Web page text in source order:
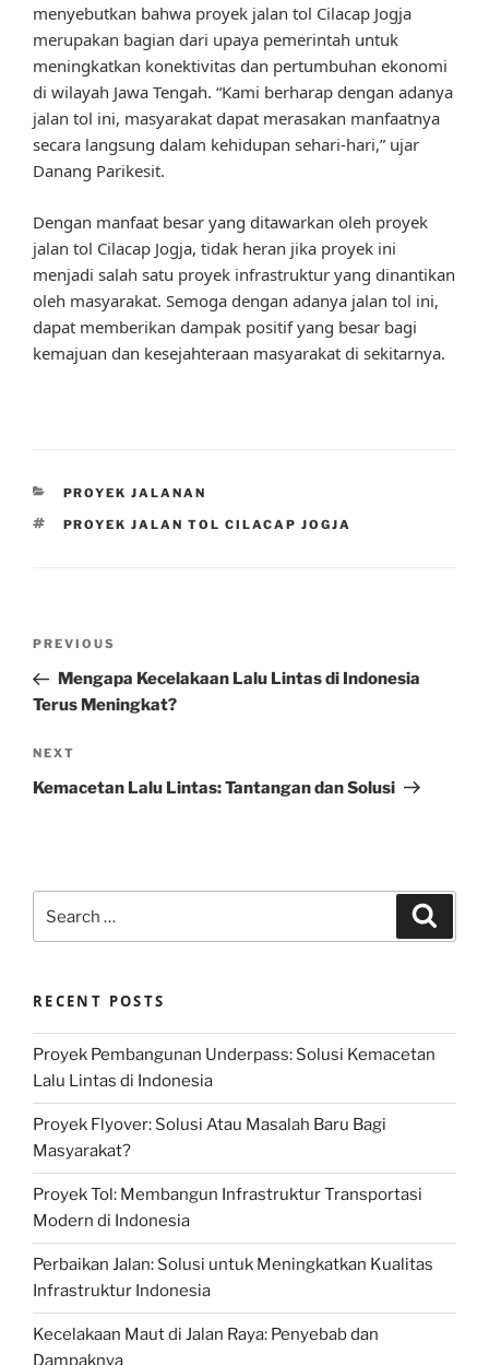
menyebutkan bahwa proyek jalan tol Cilacap Jogja
merupakan bagian dari upaya pemerintah untuk
meningkatkan konektivitas dan pertumbuhan ekonomi
di wilayah Jawa Tengah. “Kami berharap dengan adanya
jalan tol ini, masyarakat dapat merasakan manfaatnya
secara langsung dalam kehidupan sehari-hari,” ujar
Danang Parikesit.
Dengan manfaat besar yang ditawarkan oleh proyek
jalan tol Cilacap Jogja, tidak heran jika proyek ini
menjadi salah satu proyek infrastruktur yang dinantikan
oleh masyarakat. Semoga dengan adanya jalan tol ini,
dapat memberikan dampak positif yang besar bagi
kemajuan dan kesejahteraan masyarakat di sekitarnya.
CATEGORIES
PROYEK JALANAN
TAGS
PROYEK JALAN TOL CILACAP JOGJA
Previous
Post
PREVIOUS
Mengapa Kecelakaan Lalu Lintas di Indonesia
Terus Meningkat?
Next
Post
NEXT
Kemacetan Lalu Lintas: Tantangan dan Solusi
for:
RECENT POSTS
Proyek Pembangunan Underpass: Solusi Kemacetan
Lalu Lintas di Indonesia
Proyek Flyover: Solusi Atau Masalah Baru Bagi
Masyarakat?
Proyek Tol: Membangun Infrastruktur Transportasi
Modern di Indonesia
Perbaikan Jalan: Solusi untuk Meningkatkan Kualitas
Infrastruktur Indonesia
Kecelakaan Maut di Jalan Raya: Penyebab dan
Dampaknya